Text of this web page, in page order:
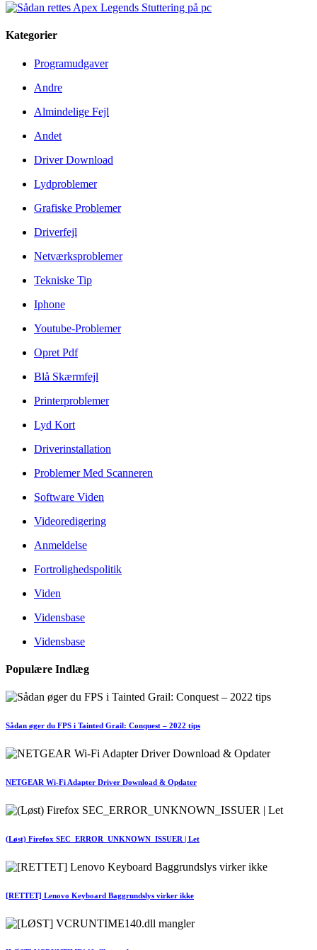
Kategorier
Programudgaver
Andre
Almindelige Fejl
Andet
Driver Download
Lydproblemer
Grafiske Problemer
Driverfejl
Netværksproblemer
Tekniske Tip
Iphone
Youtube-Problemer
Opret Pdf
Blå Skærmfejl
Printerproblemer
Lyd Kort
Driverinstallation
Problemer Med Scanneren
Software Viden
Videoredigering
Anmeldelse
Fortrolighedspolitik
Viden
Vidensbase
Vidensbase
Populære Indlæg
Sådan øger du FPS i Tainted Grail: Conquest – 2022 tips
NETGEAR Wi-Fi Adapter Driver Download & Opdater
(Løst) Firefox SEC_ERROR_UNKNOWN_ISSUER | Let
[RETTET] Lenovo Keyboard Baggrundslys virker ikke